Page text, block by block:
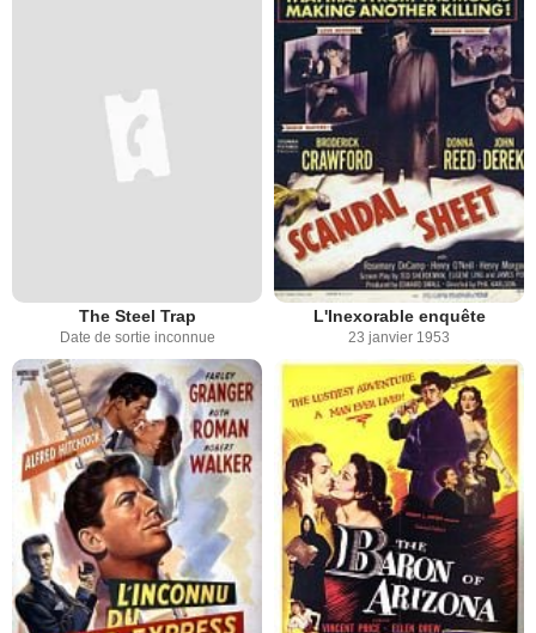
The Steel Trap
Date de sortie inconnue
L'Inexorable enquête
23 janvier 1953